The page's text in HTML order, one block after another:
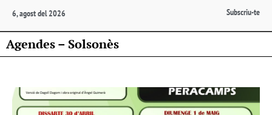
6, agost del 2026 Subscriu-te
Agendes – Solsonès